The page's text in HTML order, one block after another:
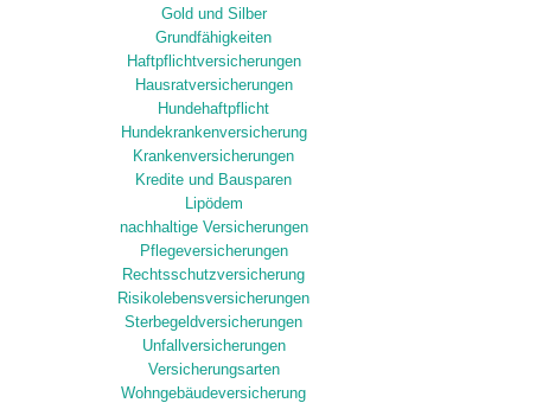
Gold und Silber
Grundfähigkeiten
Haftpflichtversicherungen
Hausratversicherungen
Hundehaftpflicht
Hundekrankenversicherung
Krankenversicherungen
Kredite und Bausparen
Lipödem
nachhaltige Versicherungen
Pflegeversicherungen
Rechtsschutzversicherung
Risikolebensversicherungen
Sterbegeldversicherungen
Unfallversicherungen
Versicherungsarten
Wohngebäudeversicherung